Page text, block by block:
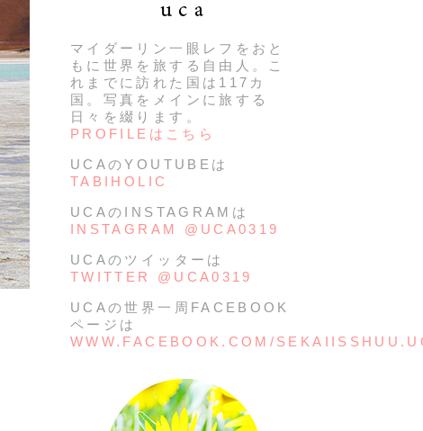
マイダーリン一眼レフをおと
もに世界を旅する自由人。こ
れまでに訪れた国は117カ
国。写真をメインに旅する
日々を綴ります。
PROFILEはこちら
UCAのYOUTUBEは
TABIHOLIC
UCAのINSTAGRAMは
INSTAGRAM @UCA0319
UCAのツイッターは
TWITTER @UCA0319
UCAの世界一周FACEBOOK
ページは
WWW.FACEBOOK.COM/